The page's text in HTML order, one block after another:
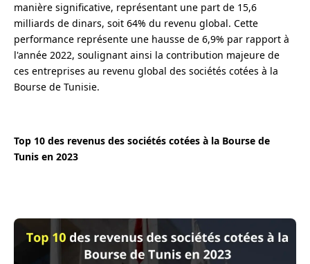
manière significative, représentant une part de 15,6
milliards de dinars, soit 64% du revenu global. Cette
performance représente une hausse de 6,9% par rapport à
l'année 2022, soulignant ainsi la contribution majeure de
ces entreprises au revenu global des sociétés cotées à la
Bourse de Tunisie.
Top 10 des revenus des sociétés cotées à la Bourse de
Tunis en 2023